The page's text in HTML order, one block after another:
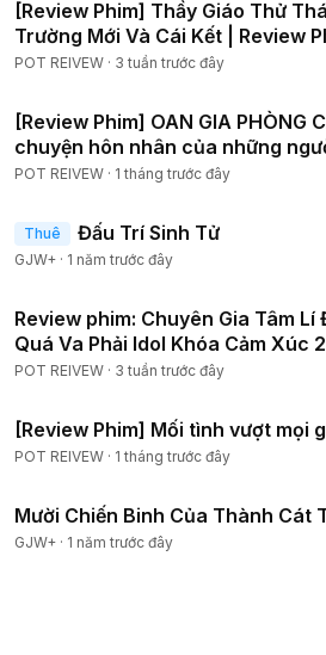
[Review Phim] Thầy Giáo Thử
Trường Mới Và Cái Kết | Review
POT REIVEW · 3 tuần trước đây
[Review Phim] OAN GIA PHÒNG
chuyện hôn nhân của những
POT REIVEW · 1 tháng trước đây
Thuê Đấu Trí Sinh Tử
GJW+ · 1 năm trước đây
Review phim: Chuyên Gia Tâm Lí
Quá Va Phải Idol Khóa Cảm Xúc
POT REIVEW · 3 tuần trước đây
[Review Phim] Mối tình vượt mọi
POT REIVEW · 1 tháng trước đây
Mười Chiến Binh Của Thành Cát
GJW+ · 1 năm trước đây